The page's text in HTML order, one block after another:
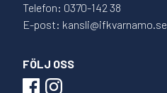
Telefon: 0370-142 38
E-post: kansli@ifkvarnamo.se
FÖLJ OSS